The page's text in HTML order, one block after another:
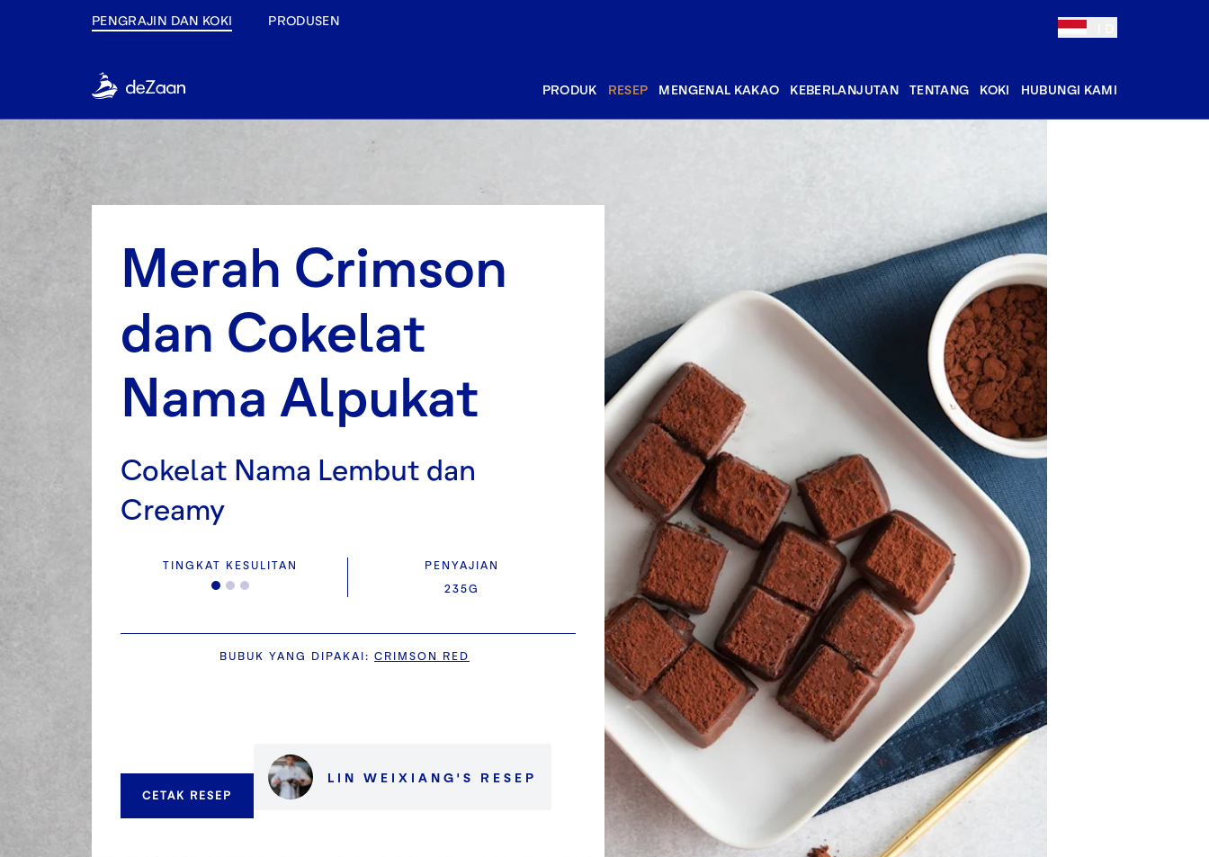
PENGRAJIN DAN KOKI PRODUSEN
PRODUK RESEP MENGENAL KAKAO KEBERLANJUTAN TENTANG KOKI HUBUNGI KAMI
Merah Crimson
dan Cokelat
Nama Alpukat
Cokelat Nama Lembut dan
Creamy
TINGKAT KESULITAN
PENYAJIAN
235G
BUBUK YANG DIPAKAI: CRIMSON RED
CETAK RESEP
LIN WEIXIANG 'S RESEP